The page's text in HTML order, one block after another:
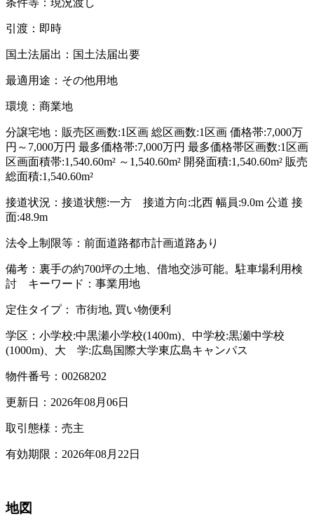
引渡：即時
国土法届出：国土法届出要
最適用途：その他用地
環境：商業地
分譲宅地：販売区画数:1区画 総区画数:1区画 価格帯:7,000万
円～7,000万円 最多価格帯:7,000万円 最多価格帯区画数:1区画
区画面積帯:1,540.60m² ～1,540.60m² 開発面積:1,540.60m² 販売
総面積:1,540.60m²
接道状況：接道状態:一方 接道方向:北西 幅員:9.0m 公道 接
面:48.9m
法令上制限等：前面道路都市計画道路あり
備考：裏手の約700坪の土地、借地交渉可能。駐車場利用検
討 キーワード：事業用地
定住タイプ： 市街地, 買い物便利
学区：小学校:中黒瀬小学校(1400m)、中学校:黒瀬中学校
(1000m)、大 学:広島国際大学東広島キャンパス
物件番号：00268202
更新日：2026年08月06日
取引態様：売主
有効期限：2026年08月22日
地図